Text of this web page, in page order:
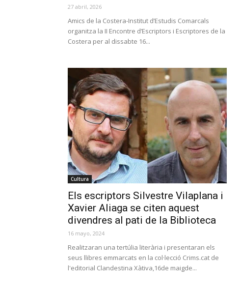
27 abril, 2026
Amics de la Costera-Institut d’Estudis Comarcals
organitza la II Encontre d’Escriptors i Escriptores de la
Costera per al dissabte 16...
Cultura
Els escriptors Silvestre Vilaplana i
Xavier Aliaga se citen aquest
divendres al pati de la Biblioteca
16 mayo, 2024
Realitzaran una tertúlia literària i presentaran els
seus llibres emmarcats en la col·lecció Crims.cat de
l'editorial Clandestina Xàtiva,16de maigde...